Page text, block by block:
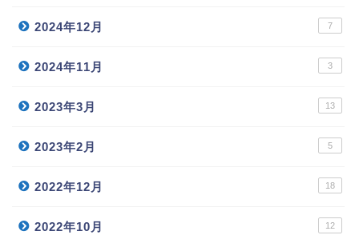
2024年12月 7
2024年11月 3
2023年3月 13
2023年2月 5
2022年12月 18
2022年10月 12